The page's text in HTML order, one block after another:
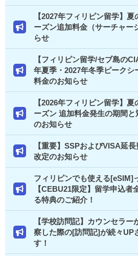
【2027年フィリピン留学】夏
ーズン追加料金（サーチャー
らせ
【フィリピン留学/セブ島の
年夏季・2027年冬季ピークシ
料金のお知らせ
【2026年フィリピン留学】夏
ーズン 追加料金発生の期間と
のお知らせ
【重要】SSPおよびVISA延
改定のお知らせ
フィリピンでも使える[eSIM]
【CEBU21限定】留学申込者
る特典のご紹介！
【学校訪問記】カウンセラー
察した際の[訪問記]が続々UP
す！